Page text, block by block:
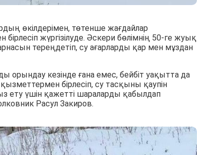
өкілдерімен, төтенше жағдайлар
жүргізілуде. Әскери бөлімнің 50-ге жуық
тереңдетіп, су ағарларды қар мен мұздан
орындау кезінде ғана емес, бейбіт уақытта да
бірлесіп, су тасқыны қаупін
ету үшін қажетті шараларды қабылдап
Расул Закиров.